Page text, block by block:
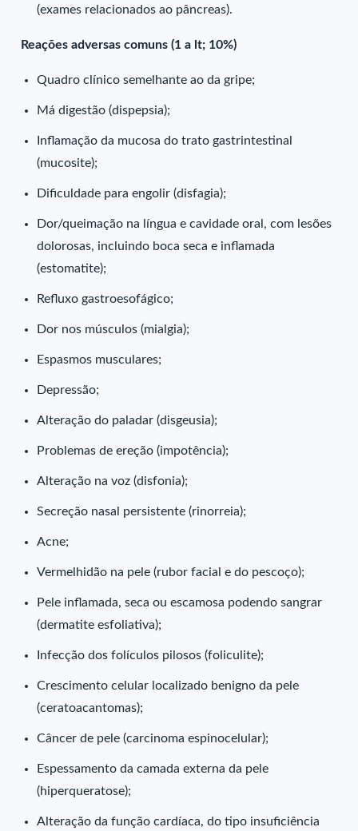
(exames relacionados ao pâncreas).
Reações adversas comuns (1 a lt; 10%)
Quadro clínico semelhante ao da gripe;
Má digestão (dispepsia);
Inflamação da mucosa do trato gastrintestinal
(mucosite);
Dificuldade para engolir (disfagia);
Dor/queimação na língua e cavidade oral, com lesões
dolorosas, incluindo boca seca e inflamada
(estomatite);
Refluxo gastroesofágico;
Dor nos músculos (mialgia);
Espasmos musculares;
Depressão;
Alteração do paladar (disgeusia);
Problemas de ereção (impotência);
Alteração na voz (disfonia);
Secreção nasal persistente (rinorreia);
Acne;
Vermelhidão na pele (rubor facial e do pescoço);
Pele inflamada, seca ou escamosa podendo sangrar
(dermatite esfoliativa);
Infecção dos folículos pilosos (foliculite);
Crescimento celular localizado benigno da pele
(ceratoacantomas);
Câncer de pele (carcinoma espinocelular);
Espessamento da camada externa da pele
(hiperqueratose);
Alteração da função cardíaca, do tipo insuficiência